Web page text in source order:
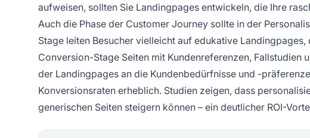
aufweisen, sollten Sie Landingpages entwickeln, die Ihre
Auch die Phase der Customer Journey sollte in der
Stage leiten Besucher vielleicht auf edukative
Conversion-Stage Seiten mit Kundenreferenzen, Fallstudien
der Landingpages an die Kundenbedürfnisse und -
Konversionsraten erheblich. Studien zeigen, dass
generischen Seiten steigern können – ein deutlicher ROI-